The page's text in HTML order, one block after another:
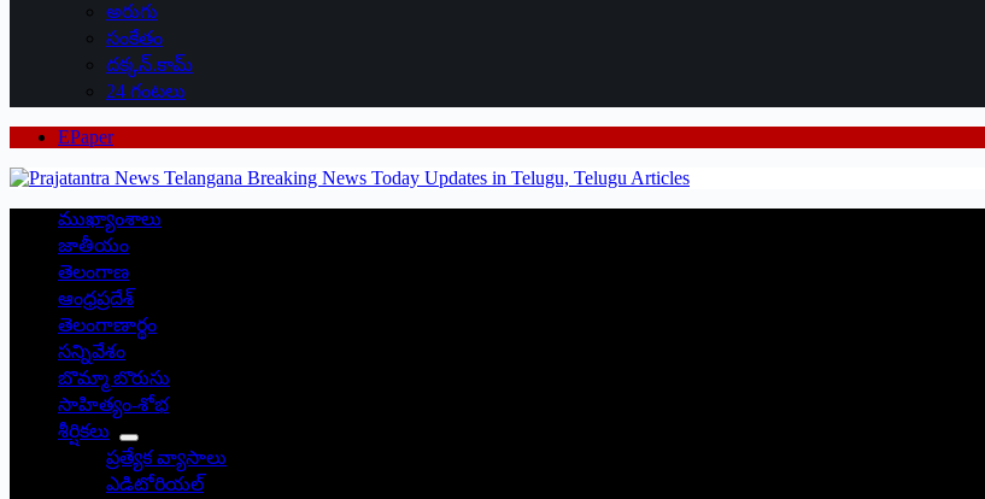
అరుగు
సంకేతం
దక్కన్.కామ్
24 గంటలు
EPaper
ముఖ్యాంశాలు
జాతీయం
తెలంగాణ
ఆంధ్రప్రదేశ్
తెలంగాణార్థం
సన్నివేశం
బొమ్మా బొరుసు
సాహిత్యం-శోభ
శీర్షికలు
ప్రత్యేక వ్యాసాలు
ఎడిటోరియల్